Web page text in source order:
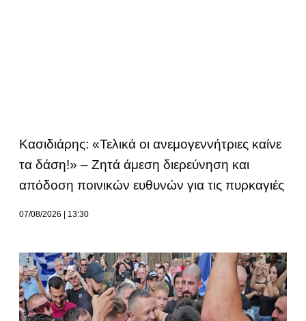
Κασιδιάρης: «Τελικά οι ανεμογεννήτριες καίνε
τα δάση!» – Ζητά άμεση διερεύνηση και
απόδοση ποινικών ευθυνών για τις πυρκαγιές
07/08/2026 13:30